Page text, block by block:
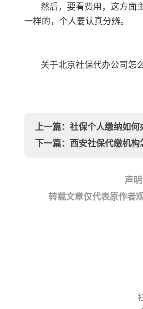
然后，要看费用，这方面
一样的，个人要认真分辨。
关于北京社保代办公司怎
上一篇： 社保个人缴纳如何
下一篇： 西安社保代缴机构
声
转载文章仅代表原作者